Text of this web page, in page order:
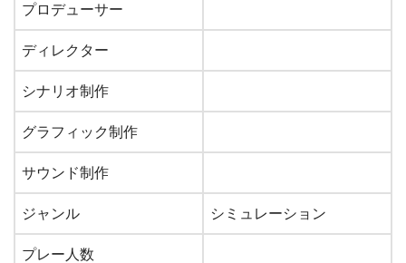
プロデューサー
ディレクター
シナリオ制作
グラフィック制作
サウンド制作
ジャンル シミュレーション
プレー人数